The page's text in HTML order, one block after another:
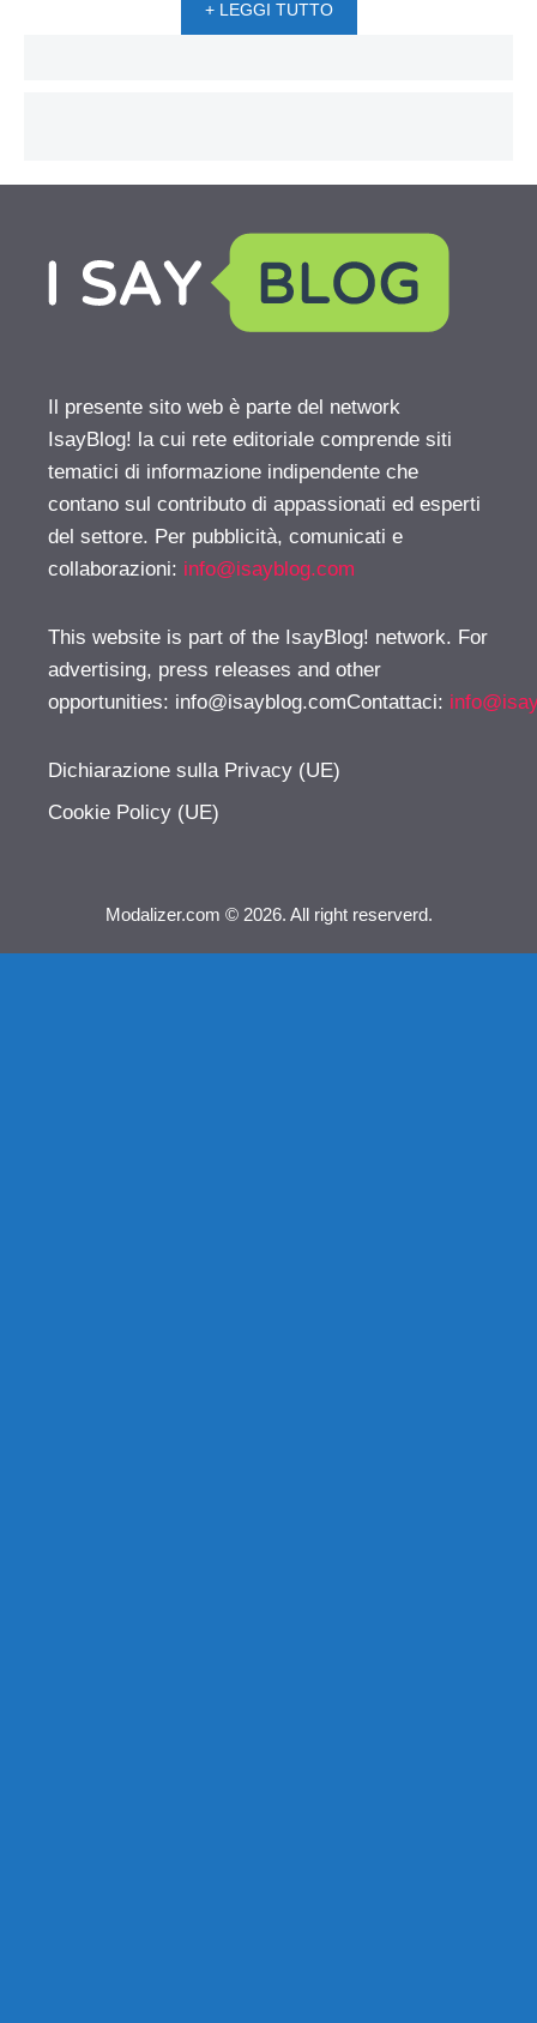
+ LEGGI TUTTO
Il presente sito web è parte del network
IsayBlog! la cui rete editoriale comprende siti
tematici di informazione indipendente che
contano sul contributo di appassionati ed esperti
del settore. Per pubblicità, comunicati e
collaborazioni: info@isayblog.com
This website is part of the IsayBlog! network. For
advertising, press releases and other
opportunities: info@isayblog.comContattaci:
Dichiarazione sulla Privacy (UE)
Cookie Policy (UE)
Modalizer.com © 2026. All right reserverd.